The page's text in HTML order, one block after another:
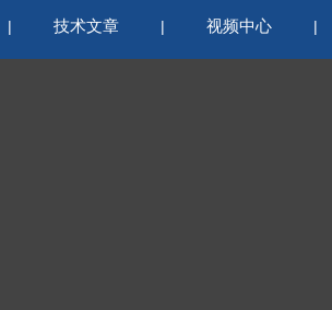
| 技术文章 | 视频中心 |